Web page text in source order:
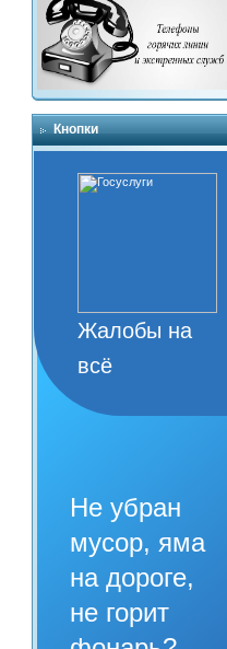
Кнопки
Жалобы на
всё
Не убран
мусор, яма
на дороге,
не горит